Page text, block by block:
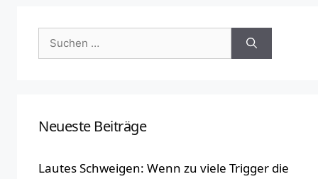
Suchen
nach:
Neueste Beiträge
Lautes Schweigen: Wenn zu viele Trigger die